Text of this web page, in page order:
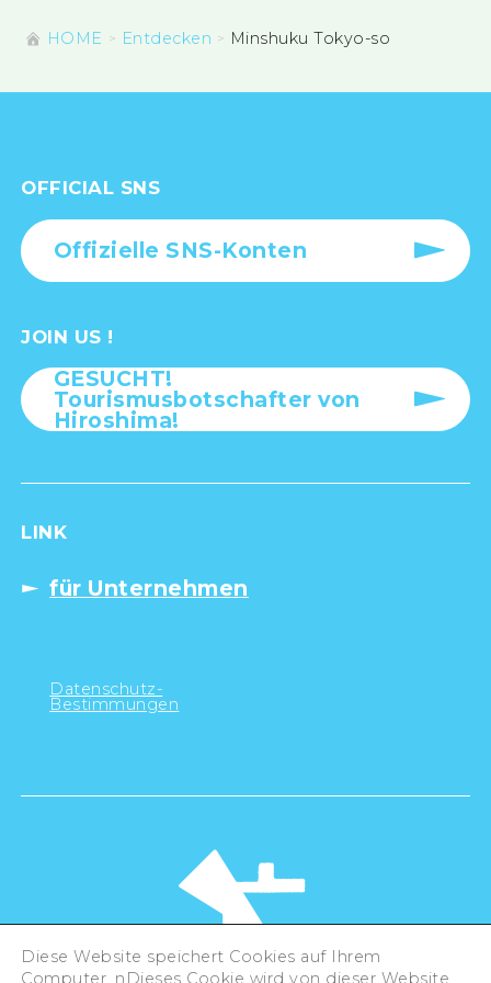
HOME Entdecken Minshuku Tokyo-so
OFFICIAL SNS
Offizielle SNS-Konten
JOIN US !
GESUCHT!
Tourismusbotschafter von
Hiroshima!
LINK
für Unternehmen
Datenschutz-
Bestimmungen
Diese Website speichert Cookies auf Ihrem
Computer. nDieses Cookie wird von dieser Website